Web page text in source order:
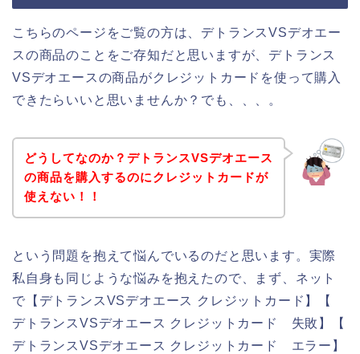
こちらのページをご覧の方は、デトランスVSデオエー
スの商品のことをご存知だと思いますが、デトランス
VSデオエースの商品がクレジットカードを使って購入
できたらいいと思いませんか？でも、、、。
どうしてなのか？デトランスVSデオエース
の商品を購入するのにクレジットカードが
使えない！！
という問題を抱えて悩んでいるのだと思います。実際
私自身も同じような悩みを抱えたので、まず、ネット
で【デトランスVSデオエース クレジットカード】【
デトランスVSデオエース クレジットカード 失敗】【
デトランスVSデオエース クレジットカード エラー】